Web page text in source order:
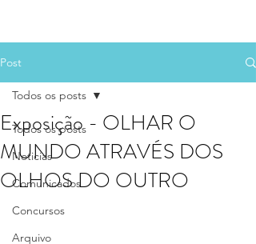
Post
Todos os posts
Noticias
Comunicados
Concursos
Arquivo
Todos os posts
Exposição - OLHAR O
MUNDO ATRAVÉS DOS
OLHOS DO OUTRO